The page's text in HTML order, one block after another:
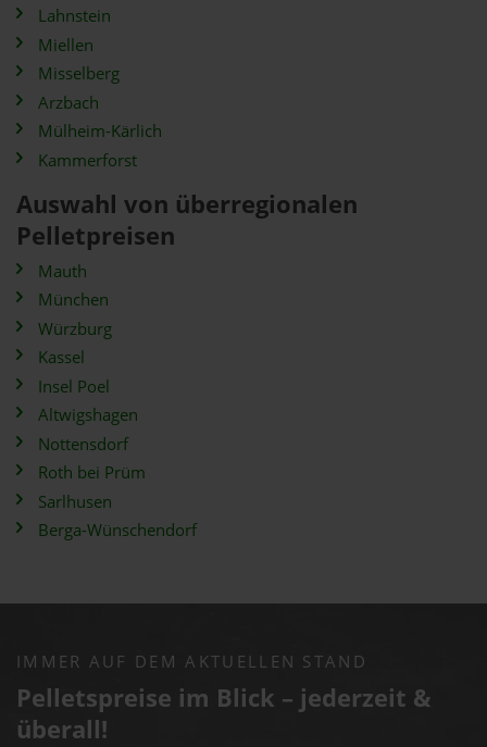
Lahnstein
Miellen
Misselberg
Arzbach
Mülheim-Kärlich
Kammerforst
Auswahl von überregionalen
Pelletpreisen
Mauth
München
Würzburg
Kassel
Insel Poel
Altwigshagen
Nottensdorf
Roth bei Prüm
Sarlhusen
Berga-Wünschendorf
IMMER AUF DEM AKTUELLEN STAND
Pelletspreise im Blick – jederzeit &
überall!